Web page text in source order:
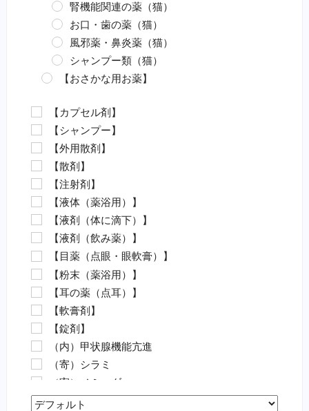
腎機能関連の薬（猫）
お口・歯の薬（猫）
風邪薬・鼻炎薬（猫）
シャンプー類（猫）
【おさかな用お薬】
カラムナリス病対策（魚）
水カビ病対策（魚）
白点病対策（魚）
イカリムシ・ウオジラミ（魚）
ハダムシ駆除（魚）
類結節症（魚）
麻酔（魚）
外傷（魚）
害虫駆除（魚）
【動物病院の薬（要指示医薬品）】
抗菌剤・抗生物質（要・犬）
抗菌剤・抗生物質（要・猫）
ノミ・ダニ駆除薬（要・犬）
ノミ・ダニ駆除薬（要・猫）
フィラリア（要・犬）
フィラリア（要・猫）
虫下し・寄生虫駆除（要・犬）
【カプセル剤】
【シャンプー】
【外用散剤】
【散剤】
【注射剤】
【液体（薬浴用）】
【液剤（体に滴下）】
【液剤（飲み薬）】
【目薬（点眼・眼軟膏）】
【粉末（薬浴用）】
【耳の薬（点耳）】
【軟膏剤】
【錠剤】
（内）甲状腺機能亢進
（寄）シラミ
（寄）ノミ・ダニ
（寄）フィラリア
Sort Products